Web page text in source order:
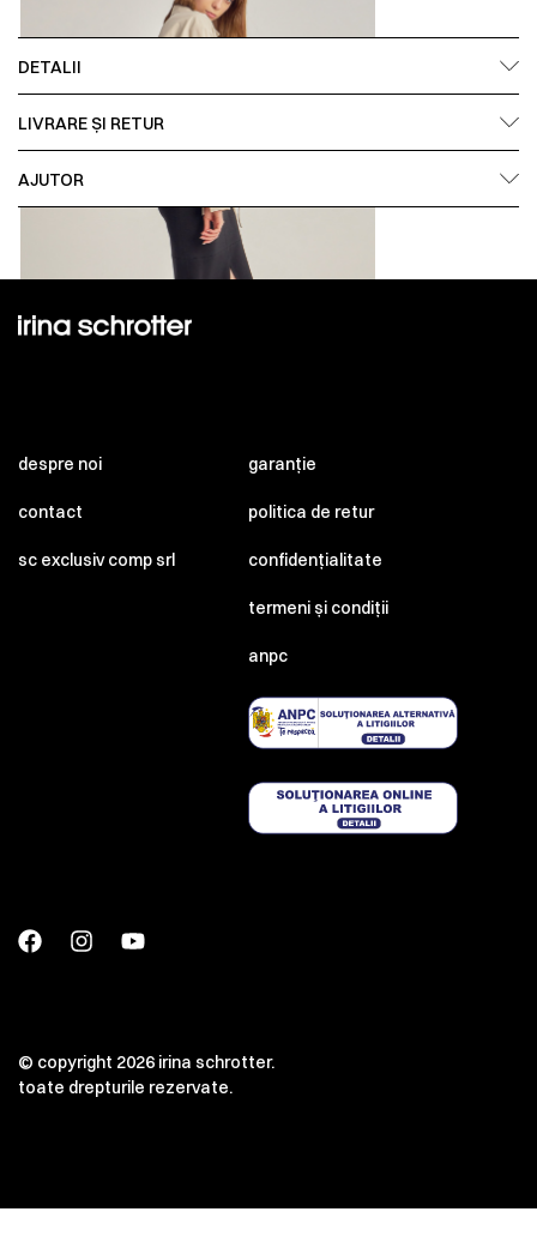
DETALII
LIVRARE ȘI RETUR
AJUTOR
despre noi
contact
sc exclusiv comp srl
garanție
politica de retur
confidențialitate
termeni și condiții
anpc
© copyright 2026 irina schrotter.
toate drepturile rezervate.